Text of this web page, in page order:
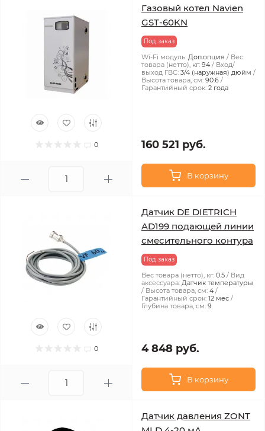
0
Газовый котел Navien
GST-60KN
Под заказ
Wi-Fi модуль: Доп.опция
Вес
товара (нетто), кг: 94
Вход/
выход ГВС: 3/4 (наружная) дюйм
Высота товара, см: 90.6
Гарантийный срок: 2 года
160 521 руб.
В корзину
0
Датчик DE DIETRICH
AD199 подающей линии
смесительного контура
Под заказ
Вес товара (нетто), кг: 0.5
Вид
аксессуара: Датчик температуры
Высота товара, см: 4
Гарантийный срок: 12 мес
Глубина товара, см: 9
4 848 руб.
В корзину
Датчик давления ZONT